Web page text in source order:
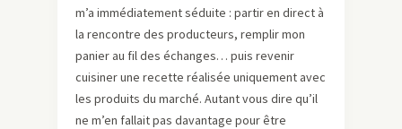
m’a immédiatement séduite : partir en direct à
la rencontre des producteurs, remplir mon
panier au fil des échanges… puis revenir
cuisiner une recette réalisée uniquement avec
les produits du marché. Autant vous dire qu’il
ne m’en fallait pas davantage pour être